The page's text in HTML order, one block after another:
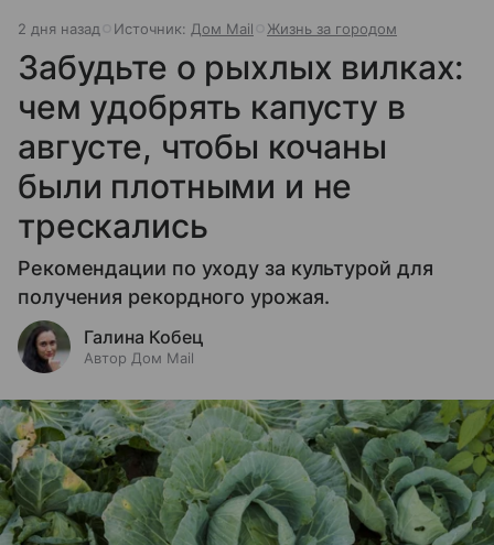
2 дня назад Источник: Дом Mail Жизнь за городом
Забудьте о рыхлых вилках:
чем удобрять капусту в
августе, чтобы кочаны
были плотными и не
трескались
Рекомендации по уходу за культурой для
получения рекордного урожая.
Галина Кобец
Автор Дом Mail